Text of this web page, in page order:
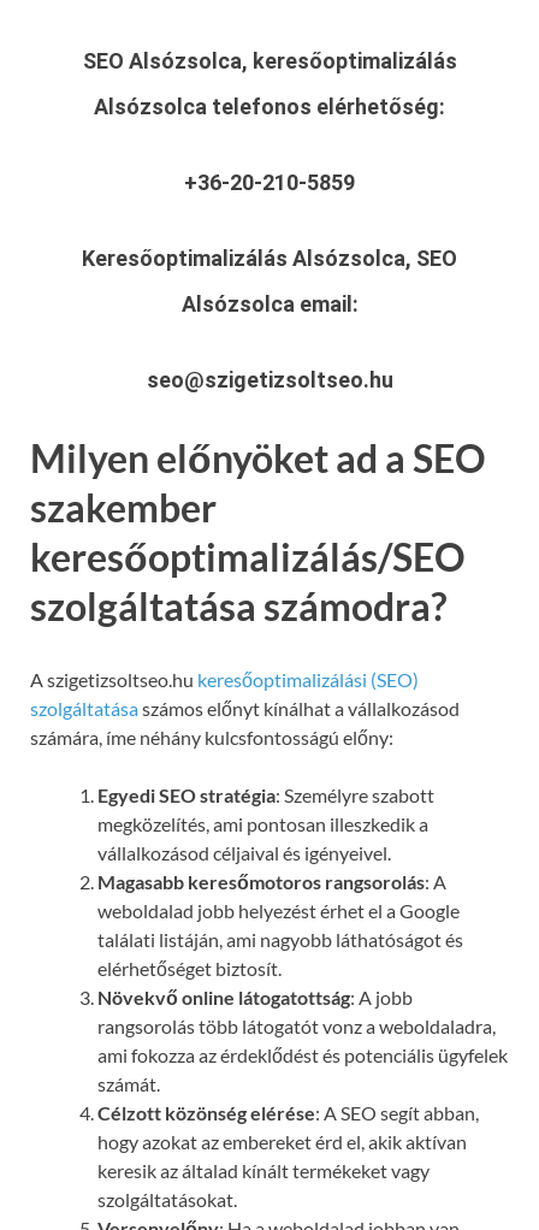
SEO Alsózsolca, keresőoptimalizálás
Alsózsolca telefonos elérhetőség:
+36-20-210-5859
Keresőoptimalizálás Alsózsolca, SEO
Alsózsolca email:
seo@szigetizsoltseo.hu
Milyen előnyöket ad a SEO
szakember
keresőoptimalizálás/SEO
szolgáltatása számodra?
A szigetizsoltseo.hu keresőoptimalizálási (SEO)
szolgáltatásaszámos előnyt kínálhat a vállalkozásod
számára, íme néhány kulcsfontosságú előny:
Egyedi SEO stratégia: Személyre szabott
megközelítés, ami pontosan illeszkedik a
vállalkozásod céljaival és igényeivel.
Magasabb keresőmotoros rangsorolás: A
weboldalad jobb helyezést érhet el a Google
találati listáján, ami nagyobb láthatóságot és
elérhetőséget biztosít.
Növekvő online látogatottság: A jobb
rangsorolás több látogatót vonz a weboldaladra,
ami fokozza az érdeklődést és potenciális ügyfelek
számát.
Célzott közönség elérése: A SEO segít abban,
hogy azokat az embereket érd el, akik aktívan
keresik az általad kínált termékeket vagy
szolgáltatásokat.